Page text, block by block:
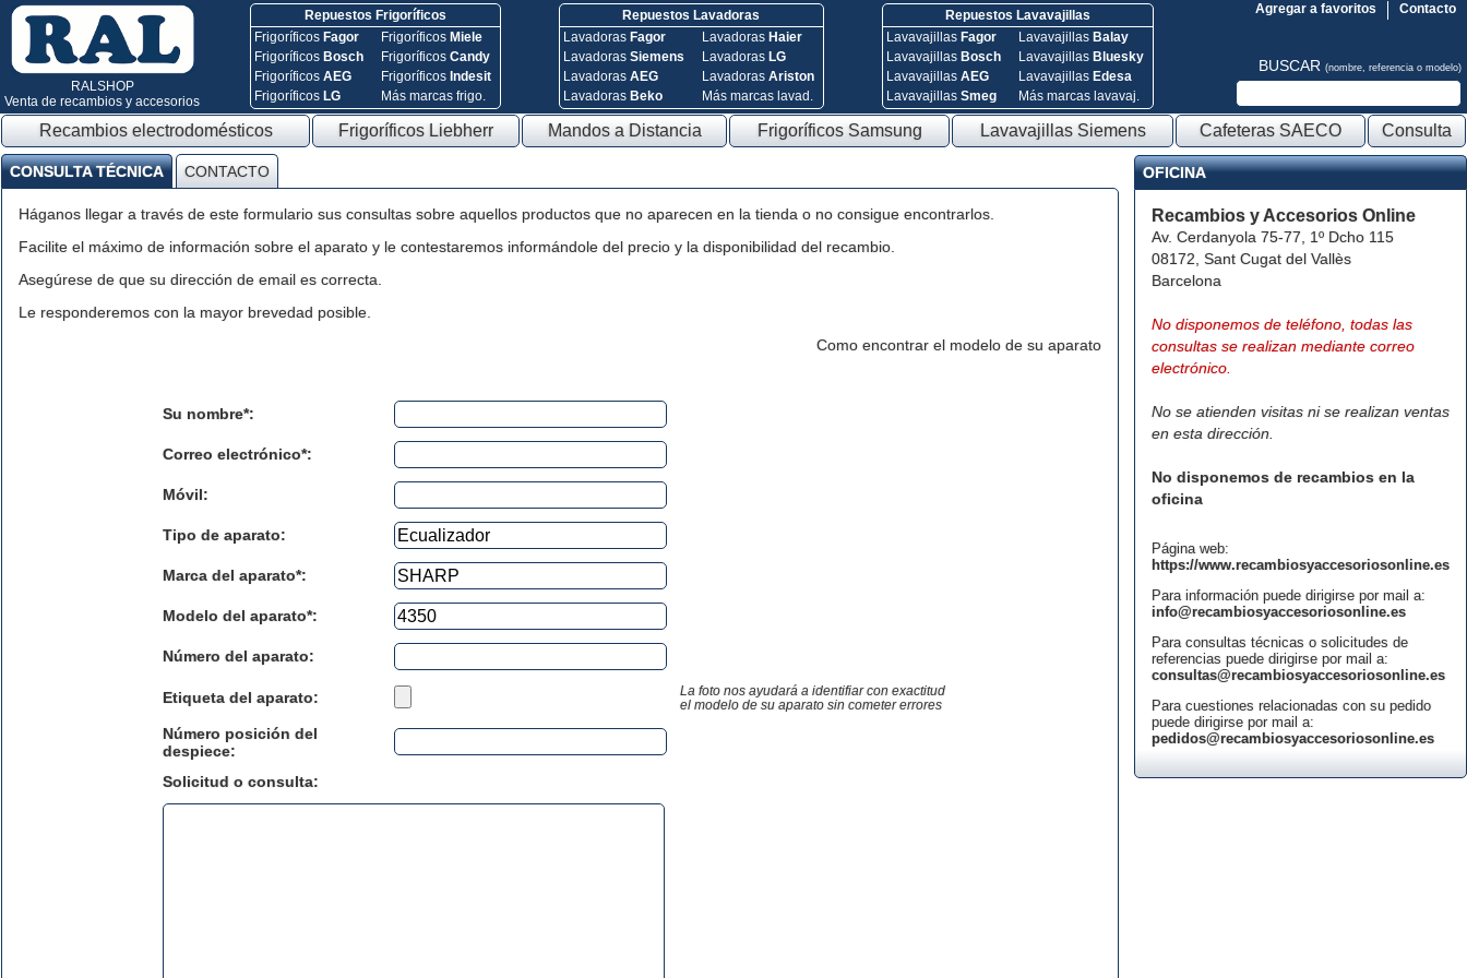
RALSHOP
Venta de recambios y accesorios
Repuestos Frigoríficos
Frigoríficos Fagor
Frigoríficos Bosch
FrigoríficosAEG
Frigoríficos LG
Frigoríficos Miele
FrigoríficosCandy
Frigoríficos Indesit
Más marcas frigo.
Repuestos Lavadoras
Lavadoras Fagor
Lavadoras Siemens
Lavadoras AEG
Lavadoras Beko
Lavadoras Haier
Lavadoras LG
Lavadoras Ariston
Más marcas lavad.
Repuestos Lavavajillas
Lavavajillas Fagor
Lavavajillas Bosch
Lavavajillas AEG
Lavavajillas Smeg
Lavavajillas Balay
Lavavajillas Bluesky
Lavavajillas Edesa
Más marcas lavavaj.
Contacto
Agregar a favoritos
BUSCAR (nombre, referencia o modelo)
Recambios electrodomésticos Frigoríficos Liebherr Mandos a Distancia Frigoríficos Samsung Lavavajillas Siemens Cafeteras SAECO Consulta
CONSULTA TÉCNICA CONTACTO
Háganos llegar a través de este formulario sus consultas sobre aquellos productos que no aparecen en la tienda o no consigue encontrarlos.
Facilite el máximo de información sobre el aparato y le contestaremos informándole del precio y la disponibilidad del recambio.
Asegúrese de que su dirección de email es correcta.
Le responderemos con la mayor brevedad posible.
Como encontrar el modelo de su aparato
Su nombre*:
Correo electrónico*:
Móvil:
Tipo de aparato:
Marca del aparato*:
Modelo del aparato*:
Número del aparato:
Etiqueta del aparato:
La foto nos ayudará a identifiar con exactitud
el modelo de su aparato sin cometer errores
Número posición del
despiece:
Solicitud o consulta:
OFICINA
Recambios y Accesorios Online
Av. Cerdanyola 75-77, 1º Dcho 115
08172, Sant Cugat del Vallès
Barcelona
No disponemos de teléfono, todas las
consultas se realizan mediante correo
electrónico.
No se atienden visitas ni se realizan ventas
en esta dirección.
No disponemos de recambios en la
oficina
Página web:
https://www.recambiosyaccesoriosonline.es
Para información puede dirigirse por mail a:
info@recambiosyaccesoriosonline.es
Para consultas técnicas o solicitudes de
referencias puede dirigirse por mail a:
consultas@recambiosyaccesoriosonline.es
Para cuestiones relacionadas con su pedido
puede dirigirse por mail a:
pedidos@recambiosyaccesoriosonline.es